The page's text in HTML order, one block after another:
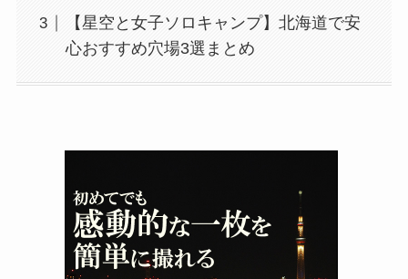
【星空と女子ソロキャンプ】北海道で安
心おすすめ穴場3選まとめ